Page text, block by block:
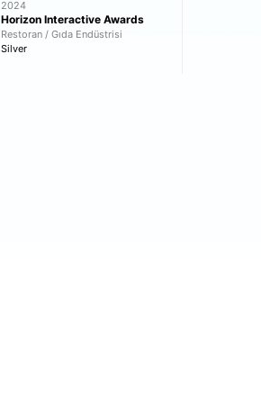
2024
Horizon Interactive Awards
Restoran / Gıda Endüstrisi
Silver